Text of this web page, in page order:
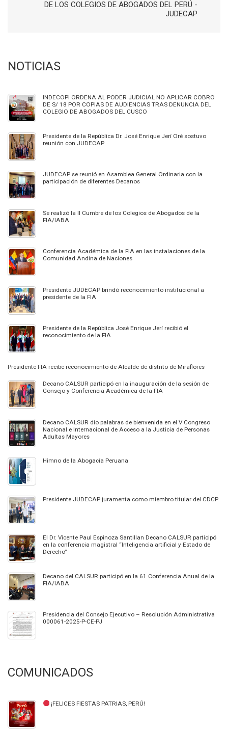
DE LOS COLEGIOS DE ABOGADOS DEL PERÚ -
JUDECAP
NOTICIAS
INDECOPI ORDENA AL PODER JUDICIAL NO APLICAR COBRO
DE S/ 18 POR COPIAS DE AUDIENCIAS TRAS DENUNCIA DEL
COLEGIO DE ABOGADOS DEL CUSCO
Presidente de la República Dr. José Enrique Jerí Oré sostuvo
reunión con JUDECAP
JUDECAP se reunió en Asamblea General Ordinaria con la
participación de diferentes Decanos
Se realizó la II Cumbre de los Colegios de Abogados de la
FIA/IABA
Conferencia Académica de la FIA en las instalaciones de la
Comunidad Andina de Naciones
Presidente JUDECAP brindó reconocimiento institucional a
presidente de la FIA
Presidente de la República José Enrique Jerí recibió el
reconocimiento de la FIA
Presidente FIA recibe reconocimiento de Alcalde de distrito de Miraflores
Decano CALSUR participó en la inauguración de la sesión de
Consejo y Conferencia Académica de la FIA
Decano CALSUR dio palabras de bienvenida en el V Congreso
Nacional e Internacional de Acceso a la Justicia de Personas
Adultas Mayores
Himno de la Abogacía Peruana
Presidente JUDECAP juramenta como miembro titular del CDCP
El Dr. Vicente Paul Espinoza Santillan Decano CALSUR participó
en la conferencia magistral “Inteligencia artificial y Estado de
Derecho”
Decano del CALSUR participó en la 61 Conferencia Anual de la
FIA/IABA
Presidencia del Consejo Ejecutivo – Resolución Administrativa
000061-2025-P-CE-PJ
COMUNICADOS
¡FELICES FIESTAS PATRIAS, PERÚ!